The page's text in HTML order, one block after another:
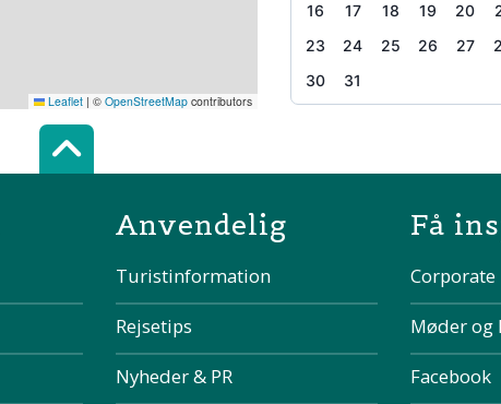
16
17 18 19 20
23
24 25 26 27
30
31
Leaflet | © OpenStreetMap contributors
Scroll top of the page
Anvendelig
Turistinformation
Rejsetips
Nyheder & PR
Få
Corporate
Møder og
Facebook